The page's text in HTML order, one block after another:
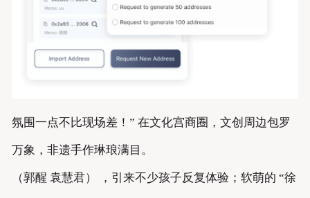
氛围一点不比现场差！” 在文化宫商圈，文创周边包罗
万象，非遗手作琳琅满目。
（郭醒 袁慧君） ，引来不少孩子反复体验；软萌的 “徐